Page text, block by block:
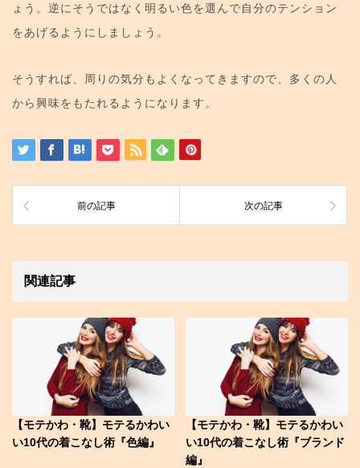
ょう。逆にそうではなく明るい色を選んで自分のテンション
をあげるようにしましょう。
そうすれば、周りの気分もよくなってきますので、多くの人
から興味をもたれるようになります。
前の記事 次の記事
関連記事
【モテかわ・靴】モテるかわい
い10代の着こなし術『色編』
【モテかわ・靴】モテるかわい
い10代の着こなし術『ブランド
編』